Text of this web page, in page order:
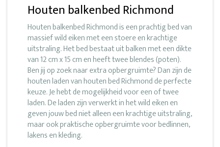
Houten balkenbed Richmond
Houten balkenbed Richmond is een prachtig bed van
massief wild eiken met een stoere en krachtige
uitstraling. Het bed bestaat uit balken met een dikte
van 12 cm x 15 cm en heeft twee blendes (poten).
Ben jij op zoek naar extra opbergruimte? Dan zijn de
houten laden van houten bed Richmond de perfecte
keuze. Je hebt de mogelijkheid voor een of twee
laden. De laden zijn verwerkt in het wild eiken en
geven jouw bed niet alleen een krachtige uitstraling,
maar ook praktische opbergruimte voor bedlinnen,
lakens en kleding.